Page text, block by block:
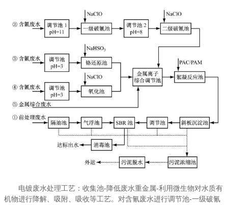
电镀废水处理工艺：收集池-降低废水重金属-利用微生物对水质有
机物进行降解、吸附、吸收等工艺。对含氰废水进行调节池-一级破氰
电镀废水处理工艺：收集池-降低废水重金属-利用微生物对水质有
机物进行降解、吸附、吸收等工艺。对含氰废水进行调节池-一级破氰